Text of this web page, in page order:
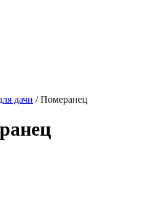
дачи / Померанец